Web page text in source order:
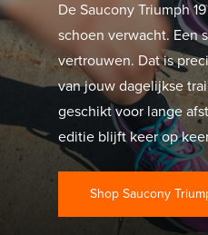
De Saucony Triumph
schoen verwacht. Een
vertrouwen. Dat is
van jouw dagelijkse
geschikt voor lange
editie blijft keer op
Shop Saucony